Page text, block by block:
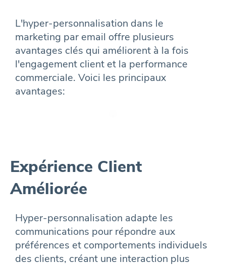
L'hyper-personnalisation dans le
marketing par email offre plusieurs
avantages clés qui améliorent à la fois
l'engagement client et la performance
commerciale. Voici les principaux
avantages:
Expérience Client
Améliorée
Hyper-personnalisation adapte les
communications pour répondre aux
préférences et comportements individuels
des clients, créant une interaction plus